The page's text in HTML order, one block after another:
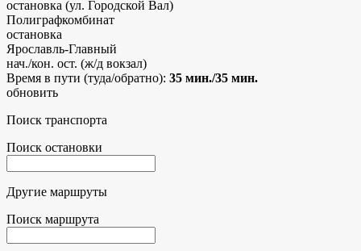
остановка (ул. Городской Вал)
Полиграфкомбинат
остановка
Ярославль-Главный
нач./кон. ост. (ж/д вокзал)
Время в пути (туда/обратно): 35 мин./35 мин.
обновить
Поиск транспорта
Поиск остановки
Другие маршруты
Поиск маршрута